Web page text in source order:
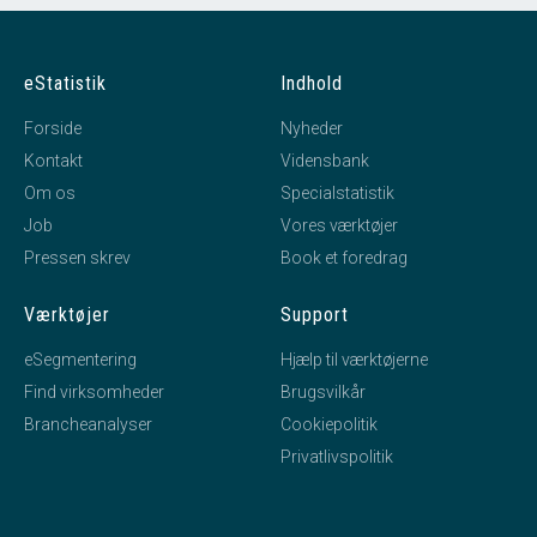
eStatistik
Forside
Kontakt
Om os
Job
Pressen skrev
Indhold
Nyheder
Vidensbank
Specialstatistik
Vores værktøjer
Book et foredrag
Værktøjer
eSegmentering
Find virksomheder
Brancheanalyser
Support
Hjælp til værktøjerne
Brugsvilkår
Cookiepolitik
Privatlivspolitik